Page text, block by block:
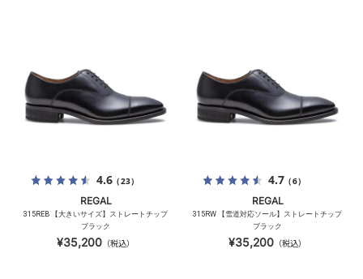
4.6（23）
REGAL
315REB 【大きいサイズ】ストレートチップ
ブラック
¥35,200 （税込）
4.7（6）
REGAL
315RW 【雪道対応ソール】ストレートチップ
ブラック
¥35,200 （税込）